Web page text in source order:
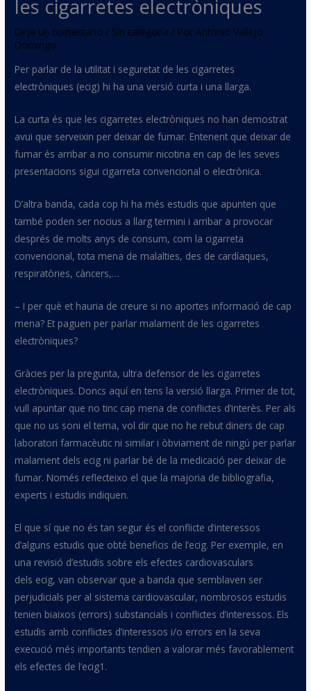
les cigarretes electròniques
Deja un comentario / Sin categoría / PorAntonio Vallejo
Domingo
Per parlar de la utilitat i seguretat de les cigarretes
electròniques (ecig) hi ha una versió curta i una llarga.
La curta és que les cigarretes electròniques no han demostrat
avui que serveixin per deixar de fumar. Entenent que deixar de
fumar és arribar a no consumir nicotina en cap de les seves
presentacions sigui cigarreta convencional o electrònica.
D’altra banda, cada cop hi ha més estudis que apunten que
també poden ser nocius a llarg termini i arribar a provocar
després de molts anys de consum, com la cigarreta
convencional, tota mena de malalties, des de cardíaques,
respiratòries, càncers,…
– I per què et hauria de creure si no aportes informació de cap
mena? Et paguen per parlar malament de les cigarretes
electròniques?
Gràcies per la pregunta, ultra defensor de les cigarretes
electròniques. Doncs aquí en tens la versió llarga. Primer de tot,
vull apuntar que no tinc cap mena de conflictes d’interès. Per als
que no us soni el tema, vol dir que no he rebut diners de cap
laboratori farmacèutic ni similar i òbviament de ningú per parlar
malament dels ecig ni parlar bé de la medicació per deixar de
fumar. Només reflecteixo el que la majoria de bibliografia,
experts i estudis indiquen.
El que sí que no és tan segur és el conflicte d’interessos
d’alguns estudis que obté beneficis de l’ecig. Per exemple, en
una revisió d’estudis sobre els efectes cardiovasculars
dels ecig, van observar que a banda que semblaven ser
perjudicials per al sistema cardiovascular, nombrosos estudis
tenien biaixos (errors) substancials i conflictes d’interessos. Els
estudis amb conflictes d’interessos i/o errors en la seva
execució més importants tendien a valorar més favorablement
els efectes de l’ecig1 .